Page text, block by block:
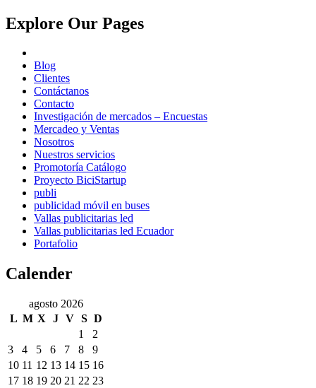
Explore Our Pages
Blog
Clientes
Contáctanos
Contacto
Investigación de mercados – Encuestas
Mercadeo y Ventas
Nosotros
Nuestros servicios
Promotoría Catálogo
Proyecto BiciStartup
publi
publicidad móvil en buses
Vallas publicitarias led
Vallas publicitarias led Ecuador
Portafolio
Calender
agosto 2026
L M X J V S D
1
2
3
4 5 6 7 8
9
10 11 12 13 14 15 16
17 18 19 20 21 22 23